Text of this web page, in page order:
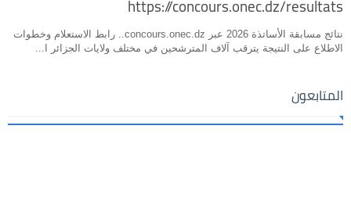
https://concours.onec.dz/resultats
نتائج مسابقة الأساتذة 2026 عبر concours.onec.dz.. رابط الاستعلام وخطوات
الاطلاع على النتيجة يترقب آلاف المترشحين في مختلف ولايات الجزائر ا...
المتابعون